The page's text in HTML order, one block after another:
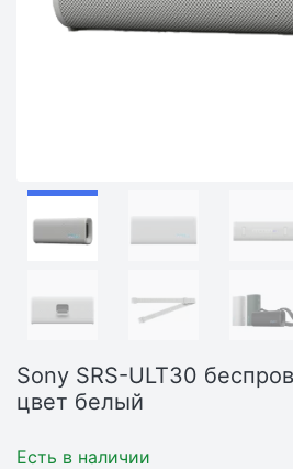
Sony SRS-ULT30
цвет белый
Есть в наличии